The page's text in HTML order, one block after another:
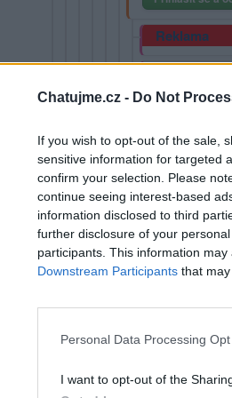
Chatujme.cz - Do Not
If you wish to opt-out of the sale,
sensitive information for targeted
confirm your selection. Please
continue seeing interest-based
information disclosed to third
further disclosure of your
participants. This information
Downstream Participants that
Personal Data Processing
I want to opt-out of the
Reklama
Né on už je
Přihlásit se
Mnichal |
Ano přesně
Přihlásit se a
Já jsem